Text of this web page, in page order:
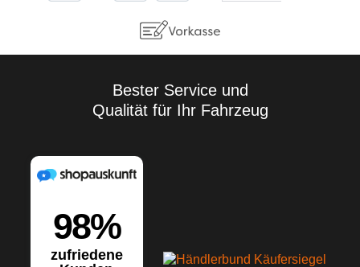
Bester Service und
Qualität für Ihr Fahrzeug